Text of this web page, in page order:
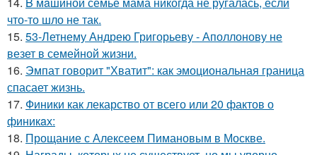
что-то шло не так.
15. 53-Летнему Андрею Григорьеву - Аполлонову не
везет в семейной жизни.
16. Эмпат говорит "Хватит": как эмоциональная граница
спасает жизнь.
17. Финики как лекарство от всего или 20 фактов о
финикaх:
18. Прощание с Алексеем Пимановым в Москве.